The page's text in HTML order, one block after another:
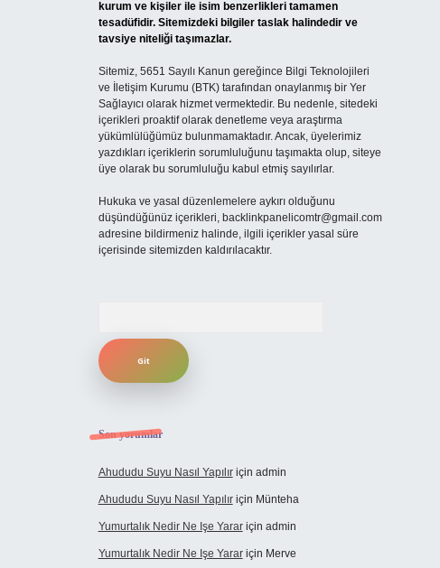
kurum ve kişiler ile isim benzerlikleri tamamen
tesadüfidir. Sitemizdeki bilgiler taslak halindedir ve
tavsiye niteliği taşımazlar.
Sitemiz, 5651 Sayılı Kanun gereğince Bilgi Teknolojileri
ve İletişim Kurumu (BTK) tarafından onaylanmış bir Yer
Sağlayıcı olarak hizmet vermektedir. Bu nedenle, sitedeki
içerikleri proaktif olarak denetleme veya araştırma
yükümlülüğümüz bulunmamaktadır. Ancak, üyelerimiz
yazdıkları içeriklerin sorumluluğunu taşımakta olup, siteye
üye olarak bu sorumluluğu kabul etmiş sayılırlar.
Hukuka ve yasal düzenlemelere aykırı olduğunu
düşündüğünüz içerikleri, backlinkpanelicomtr@gmail.com
adresine bildirmeniz halinde, ilgili içerikler yasal süre
içerisinde sitemizden kaldırılacaktır.
Son yorumlar
Ahududu Suyu Nasıl Yapılıriçin admin
Ahududu Suyu Nasıl Yapılıriçin Münteha
Yumurtalık Nedir Ne Işe Yarariçin admin
Yumurtalık Nedir Ne Işe Yarariçin Merve